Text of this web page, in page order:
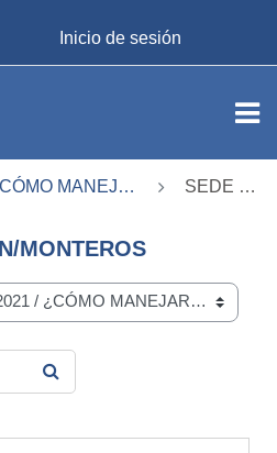
Inicio de sesión
¿CÓMO MANEJAR EL ESTRES DE LA FUNCIÓN JUDICIAL? SEDE CONCEPCIÓN/MONTEROS
MONTEROS
BUSCAR CURSOS